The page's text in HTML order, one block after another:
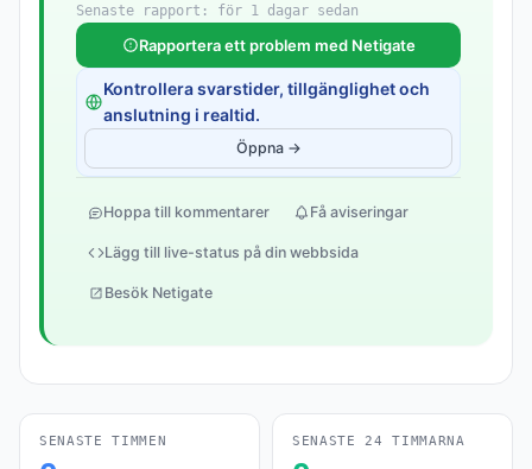
Senaste rapport: för 1 dagar sedan
Rapportera ett problem med Netigate
Kontrollera svarstider, tillgänglighet och
anslutning i realtid.
Öppna →
Hoppa till kommentarer Få aviseringar
Lägg till live-status på din webbsida
Besök Netigate
SENASTE TIMMEN SENASTE 24 TIMMARNA